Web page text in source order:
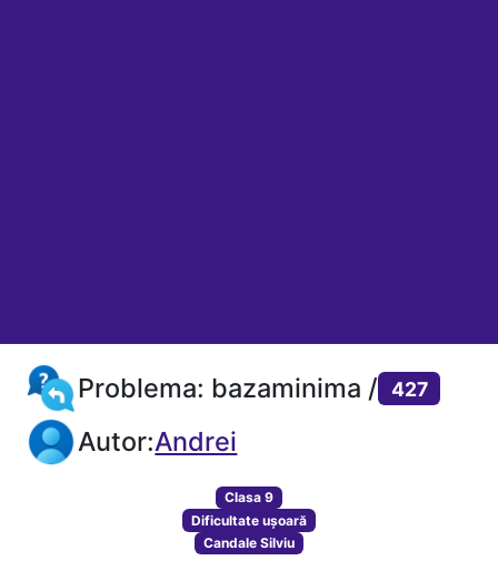
Problema: bazaminima / 427
Autor:Andrei
Clasa 9
Dificultate ușoară
Candale Silviu